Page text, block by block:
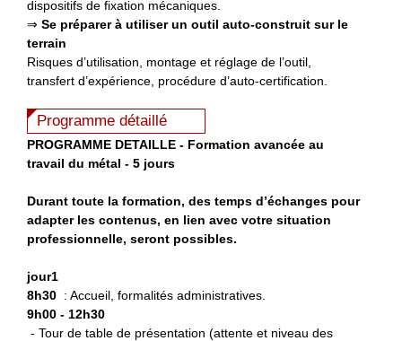
dispositifs de fixation mécaniques.
⇒ Se préparer à utiliserun outil auto-construit sur le
terrain
Risques d’utilisation, montage et réglage de l’outil,
transfert d’expérience, procédure d’auto-certification.
Programme détaillé
PROGRAMME DETAILLE - Formation avancée au
travail du métal - 5 jours
Durant toute la formation, des temps d’échanges pour
adapter les contenus, en lien avec votre situation
professionnelle, seront possibles.
jour1
8h30 : Accueil, formalités administratives.
9h00 - 12h30
- Tour de table de présentation (attente et niveau des